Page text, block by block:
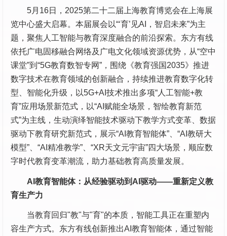
5月16日，2025第二十二届上海教育博览会在上海展
览中心盛大启幕。本届展会以“‘育’见AI，智启未来”为主
题，聚焦人工智能与教育深度融合的前沿探索。东方有线
依托广电固移融合网络及广电文化领域资源优势，从“空中
课堂”到“5G教育数智专网”，围绕《教育强国2035》推进
数字技术在教育领域的创新融合，持续推进教育数字化转
型、智能化升级，以5G+AI技术推出多项“人工智能+教
育”应用场景新范式，以“AI赋能全场景，智绘教育新范
式”为主线，生动演绎智能技术驱动下教学方式变革、数据
驱动下教育研究新范式，展示“AI教育智能体”、“AI教研大
模型”、“AI精准教学”、“XR天文元宇宙”四大场景，顺应数
字时代教育变革潮流，助力基础教育高质量发展。
AI教育智能体：从经验驱动到AI驱动——重新定义教
育生产力
当教育回归"教"与"育"的本质，智能工具正在重塑内
容生产方式。东方有线创新推出AI教育智能体，通过智能